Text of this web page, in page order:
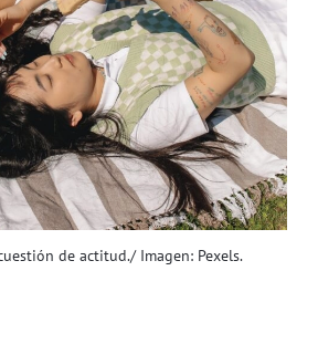
de actitud./ Imagen: Pexels.